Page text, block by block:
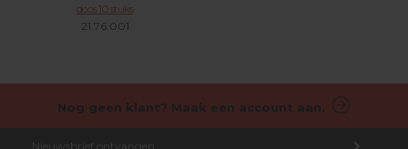
doos 10 stuks
21.76.001
Nog geen klant? Maak een account aan.
Nieuwsbrief ontvangen